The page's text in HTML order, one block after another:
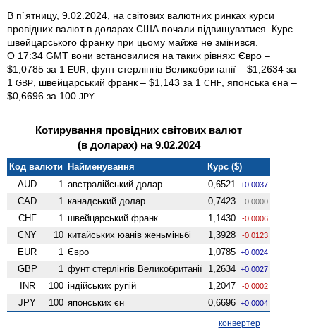
В п`ятницу, 9.02.2024, на світових валютних ринках курси
провідних валют в доларах США почали підвищуватися. Курс
швейцарського франку при цьому майже не змінився.
О 17:34 GMT вони встановилися на таких рівнях: Євро –
$1,0785 за 1 EUR
, фунт стерлінгів Велико­британії – $1,2634 за
1 GBP , швейцарський франк – $1,143 за 1 CHF , японська єна –
$0,6696 за 100 JPY
Котирування провідних світових валют
(в доларах) на 9.02.2024
Код валюти Найменування
Курс ($)
AUD
1 австралійський долар 0,6521 +0.0037
CAD 1 канадський долар 0,7423 0.0000
CHF 1 швейцарський франк 1,1430 -0.0006
CNY 10 китайських юанів женьмiньбi 1,3928 -0.0123
EUR 1 Євро 1,0785 +0.0024
GBP 1 фунт стерлінгів Велико­британії 1,2634 +0.0027
INR 100 індійських рупій 1,2047 -0.0002
JPY 100 японських єн 0,6696 +0.0004
конвертер